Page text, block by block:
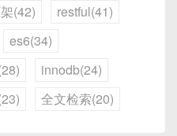
(42)
restful(41)
es6(34)
innodb(24)
全文检索(20)